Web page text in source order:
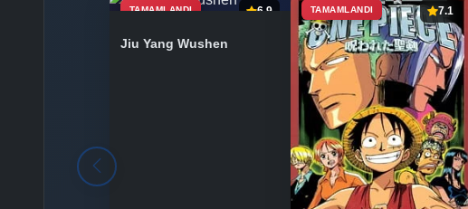
TAMAMLANDI 6.9
Jiu Yang Wushen
TAMAMLANDI 7.1